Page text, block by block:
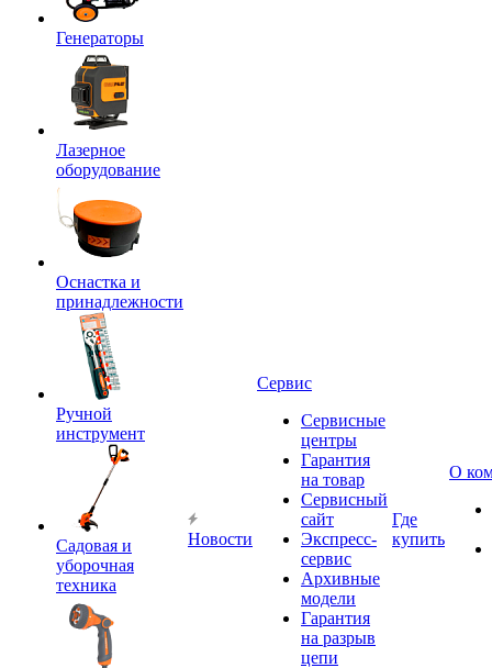
Генераторы
Лазерное
оборудование
Оснастка и
принадлежности
Ручной
инструмент
Садовая и
уборочная
техника
Новости
Сервис
Сервисные
центры
Гарантия
на товар
Сервисный
сайт
Экспресс-
сервис
Архивные
модели
Гарантия
на разрыв
цепи
Где
купить
О